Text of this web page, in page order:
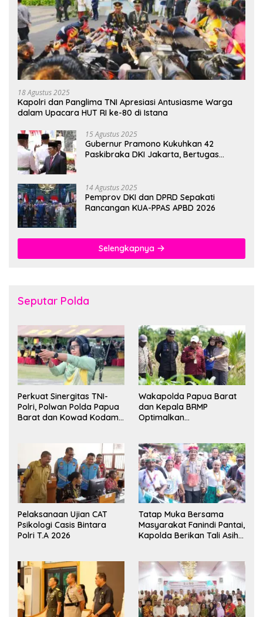
18 Agustus 2025
Kapolri dan Panglima TNI Apresiasi Antusiasme Warga
dalam Upacara HUT RI ke-80 di Istana
15 Agustus 2025
Gubernur Pramono Kukuhkan 42
Paskibraka DKI Jakarta, Bertugas
14 Agustus 2025
Pemprov DKI dan DPRD Sepakati
Rancangan KUA-PPAS APBD 2026
Selengkapnya
Seputar Polda
Perkuat Sinergitas TNI-
Polri, Polwan Polda Papua
Barat dan Kowad Kodam
Persahabatan
Wakapolda Papua Barat
dan Kepala BRMP
Optimalkan
Pangan Papua Barat
Pelaksanaan Ujian CAT
Psikologi Casis Bintara
Polri T.A 2026
Tatap Muka Bersama
Masyarakat Fanindi Pantai,
Kapolda Berikan Tali Asih